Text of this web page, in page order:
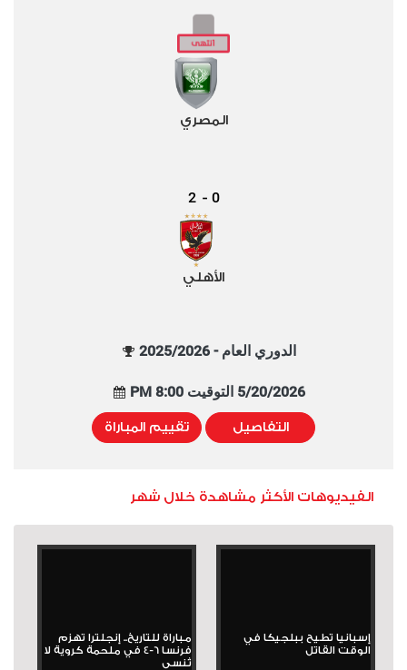
المصري
0
-
2
الأهلي
الدوري العام - 2025/2026
5/20/2026 التوقيت 8:00 PM
التفاصيل تقييم المباراة
الفيديوهات الأكثر مشاهدة خلال شهر
إسبانيا تطيح ببلجيكا في
الوقت القاتل
مباراة للتاريخ.. إنجلترا تهزم
فرنسا 6-4 في ملحمة كروية لا
تُنسى